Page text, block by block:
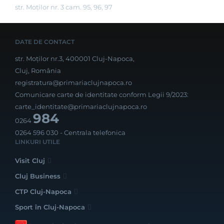
str. Moților nr. 3 cam. 95, 96, 97
DATE DE CONTACT
str. Moților nr.3, 400001 Cluj-Napoca,
Cluj, România
registratura@primariaclujnapoca.ro
Comunicare carte de identitate conform Legii 9/2023:
carte_identitate@primariaclujnapoca.ro
0264984
0264 596 030 - Centrala telefonica
LINKURI UTILE
Visit Cluj
Cluj Business
CTP Cluj-Napoca
Sport în Cluj-Napoca